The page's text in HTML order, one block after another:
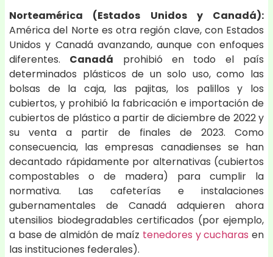
Norteamérica (Estados Unidos y Canadá):
América del Norte es otra región clave, con Estados
Unidos y Canadá avanzando, aunque con enfoques
diferentes. Canadá prohibió en todo el país
determinados plásticos de un solo uso, como las
bolsas de la caja, las pajitas, los palillos y los
cubiertos, y prohibió la fabricación e importación de
cubiertos de plástico a partir de diciembre de 2022 y
su venta a partir de finales de 2023. Como
consecuencia, las empresas canadienses se han
decantado rápidamente por alternativas (cubiertos
compostables o de madera) para cumplir la
normativa. Las cafeterías e instalaciones
gubernamentales de Canadá adquieren ahora
utensilios biodegradables certificados (por ejemplo,
a base de almidón de maíz tenedores y cucharas en
las instituciones federales).